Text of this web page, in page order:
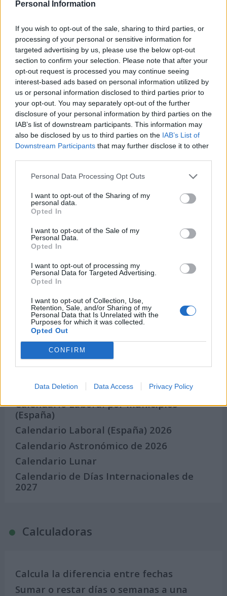
Personal Information
If you wish to opt-out of the sale, sharing to third parties, or
processing of your personal or sensitive information for
targeted advertising by us, please use the below opt-out
section to confirm your selection. Please note that after your
opt-out request is processed you may continue seeing
interest-based ads based on personal information utilized by
us or personal information disclosed to third parties prior to
your opt-out. You may separately opt-out of the further
disclosure of your personal information by third parties on the
IAB’s list of downstream participants. This information may
also be disclosed by us to third parties on the IAB’s List of
Downstream Participants that may further disclose it to other
Personal Data Processing Opt Outs
I want to opt-out of the Sharing of my
personal data.
Opted In
I want to opt-out of the Sale of my
Personal Data.
Opted In
I want to opt-out of processing my
Personal Data for Targeted Advertising.
Opted In
I want to opt-out of Collection, Use,
Retention, Sale, and/or Sharing of my
Personal Data that Is Unrelated with the
Purposes for which it was collected.
Opted Out
CONFIRM
Data Deletion Data Access Privacy Policy
Secciones destacadas
Noticias y actualidad sobre Días
Internacionales
Semanas Internacionales
Años Internacionales
Qué se celebra el día de mi cumpleaños
Eventos internacionales de cultura
Los mejores canales de Youtube según
nuestra audiencia. ¡Participa!
quieras
¿Qué día crearías tu?
Calendarios
Calendario Laboral por municipios
(España)
Calendario Laboral (España) 2026
Calendario Astronómico de 2026
Calendario Lunar
Calendario de Días Internacionales de
2027
Calculadoras
Calcula la diferencia entre fechas
Sumar o restar días o semanas a una